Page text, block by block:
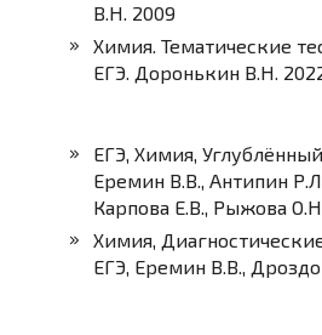
В.Н. 2009
Химия. Тематические
ЕГЭ. Доронькин В.Н.
ЕГЭ, Химия,
Еремин В.В., Антипин
Карпова Е.В., Рыжова
Химия,
ЕГЭ, Еремин В.В.,